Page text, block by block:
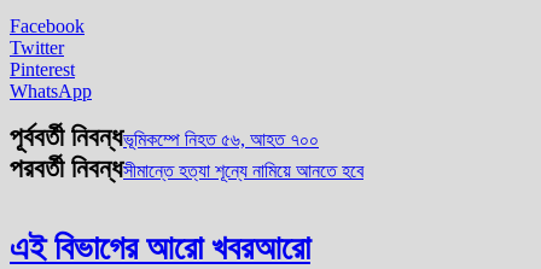
Facebook
Twitter
Pinterest
WhatsApp
পূর্ববর্তী নিবন্ধভূমিকম্পে নিহত ৫৬, আহত ৭০০
পরবর্তী নিবন্ধসীমান্তে হত্যা শূন্যে নামিয়ে আনতে হবে
এই বিভাগের আরো খবরআরো